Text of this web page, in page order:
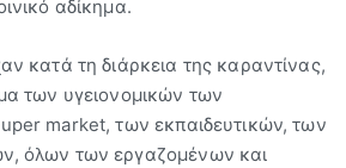
αδίκημα.
κατά τη διάρκεια της καραντίνας,
των υγειονομικών των
market, των εκπαιδευτικών, των
όλων των εργαζομένων και